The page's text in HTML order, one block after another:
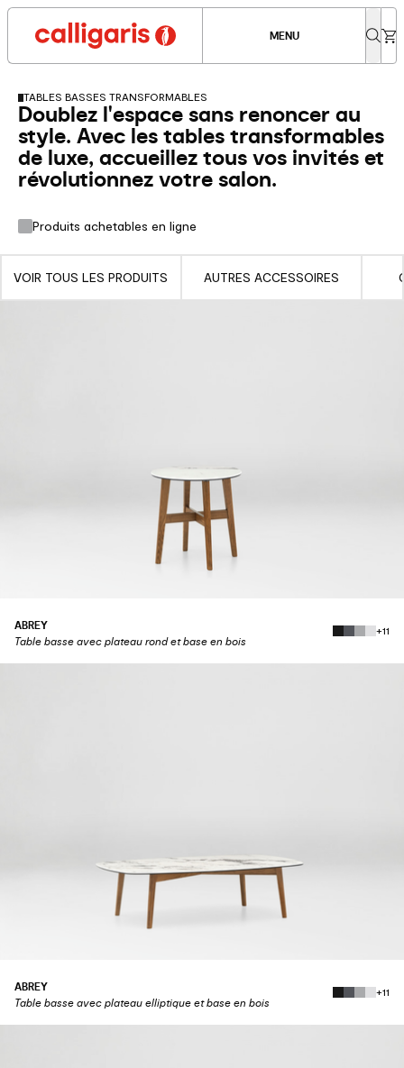
MENU
TABLES BASSES TRANSFORMABLES
Doublez l'espace sans renoncer au
style. Avec les tables transformables
de luxe, accueillez tous vos invités et
révolutionnez votre salon.
Produits achetables en ligne
VOIR TOUS LES PRODUITS AUTRES ACCESSOIRES
ABREY
Table basse avec plateau rond et base en bois
+11
ABREY
Table basse avec plateau elliptique et base en bois
+11